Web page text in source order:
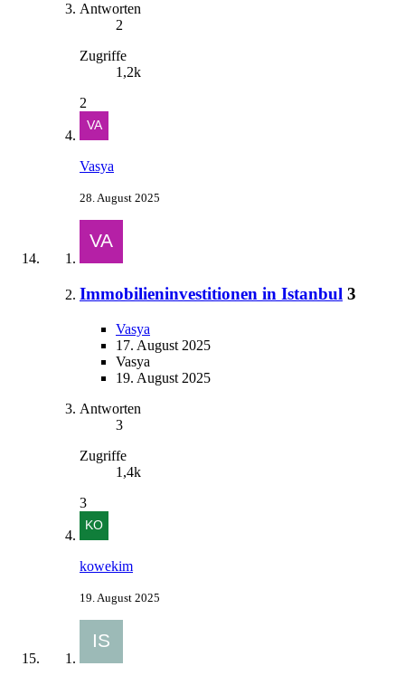
Antworten
2
Zugriffe
1,2k
2
Vasya
28. August 2025
Immobilieninvestitionen in Istanbul 3
Vasya
17. August 2025
Vasya
19. August 2025
Antworten
3
Zugriffe
1,4k
3
kowekim
19. August 2025